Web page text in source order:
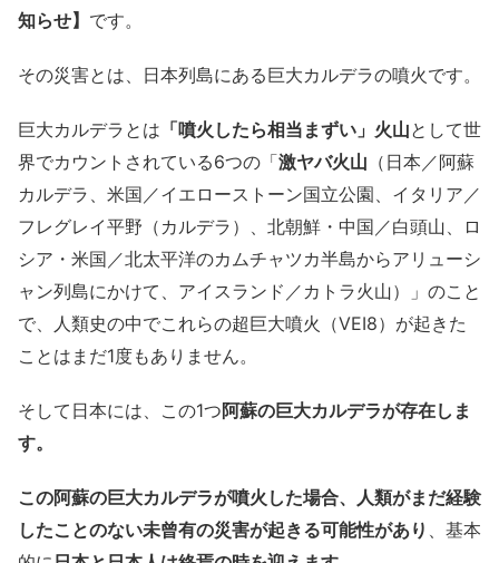
知らせ】 です。
その災害とは、日本列島にある巨大カルデラの噴火です。
巨大カルデラとは 「噴火したら相当まずい」火山として世
界でカウントされている6つの「激ヤバ火山 （日本／阿蘇
カルデラ、米国／イエローストーン国立公園、イタリア／
フレグレイ平野（カルデラ）、北朝鮮・中国／白頭山、ロ
シア・米国／北太平洋のカムチャツカ半島からアリューシ
ャン列島にかけて、アイスランド／カトラ火山）」のこと
で、人類史の中でこれらの超巨大噴火（VEI8）が起きた
ことはまだ1度もありません。
そして日本には、この1つ阿蘇の巨大カルデラが存在しま
す。
この阿蘇の巨大カルデラが噴火した場合、人類がまだ経験
したことのない未曾有の災害が起きる可能性があり
、基本